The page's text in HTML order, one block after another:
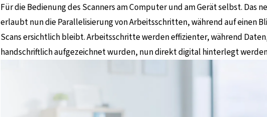
Für die Bedienung des Scanners am Computer und am Gerät selbst. Das
erlaubt nun die Parallelisierung von Arbeitsschritten, während auf einen
Scans ersichtlich bleibt. Arbeitsschritte werden effizienter, während
handschriftlich aufgezeichnet wurden, nun direkt digital hinterlegt